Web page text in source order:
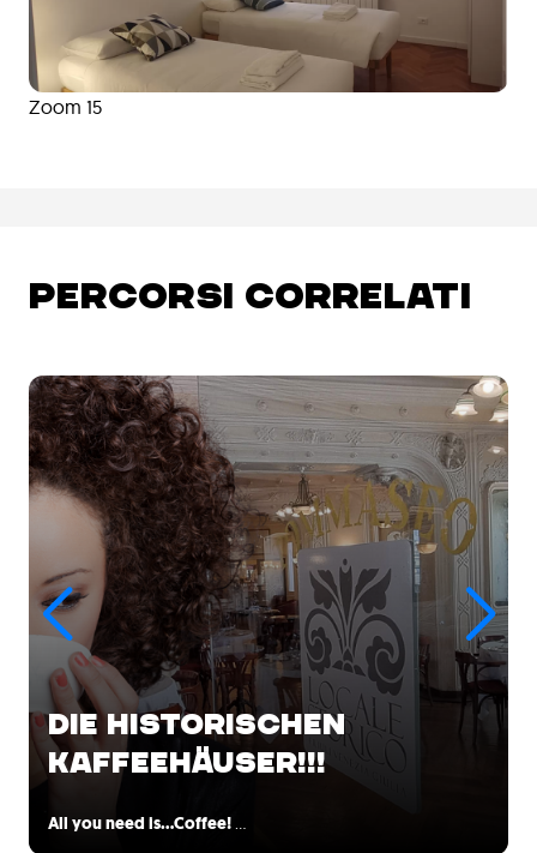
Zoom 15
PERCORSI CORRELATI
DIE HISTORISCHEN
KAFFEEHÄUSER!!!
All you need is...Coffee!…